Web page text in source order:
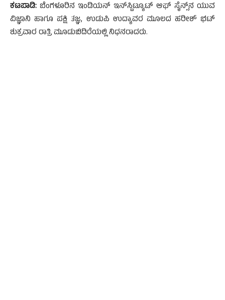
ಕಟಪಾಡಿ: ಬೆಂಗಳೂರಿನ ಇಂಡಿಯನ್‌ ಇನ್‌ಸ್ಟಿಟ್ಯೂಟ್‌ ಆಫ್‌ ಸೈನ್ಸ್‌ನ ಯುವ
ವಿಜ್ಞಾನಿ ಹಾಗೂ ಪಕ್ಷಿ ತಜ್ಞ, ಉಡುಪಿ ಉದ್ಯಾವರ ಮೂಲದ ಹರೀಶ್‌ ಭಟ್‌
ಶುಕ್ರವಾರ ರಾತ್ರಿ ಮೂಡುಬಿದಿರೆಯಲ್ಲಿ ನಿಧನರಾದರು.